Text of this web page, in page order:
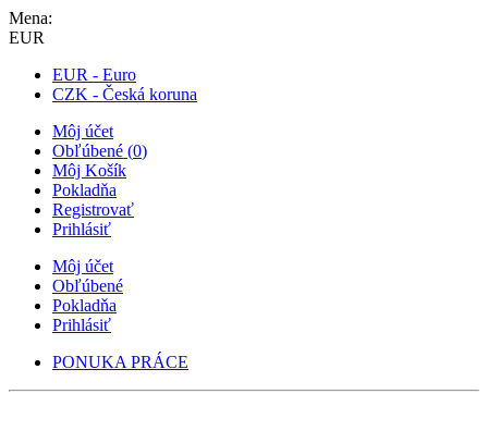
Mena:
EUR
EUR - Euro
CZK - Česká koruna
Môj účet
Obľúbené (0)
Môj Košík
Pokladňa
Registrovať
Prihlásiť
Môj účet
Obľúbené
Pokladňa
Prihlásiť
PONUKA PRÁCE